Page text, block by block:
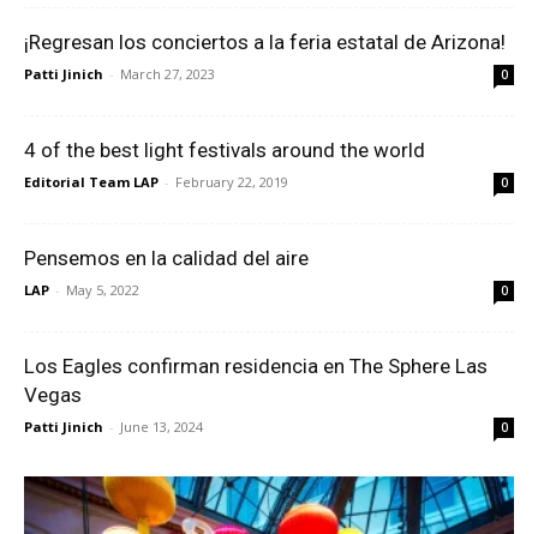
¡Regresan los conciertos a la feria estatal de Arizona!
Patti Jinich - March 27, 2023 0
4 of the best light festivals around the world
Editorial Team LAP - February 22, 2019 0
Pensemos en la calidad del aire
LAP - May 5, 2022 0
Los Eagles confirman residencia en The Sphere Las
Vegas
Patti Jinich - June 13, 2024 0